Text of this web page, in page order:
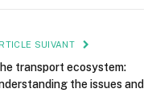
SUIVANT
transport ecosystem:
the issues and